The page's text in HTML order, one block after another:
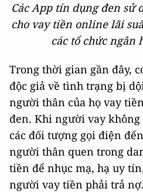
Các App tín dụng đen sử
cho vay tiền online lãi
các tổ chức ngân
Trong thời gian gần đây,
độc giả về tình trạng bị
người thân của họ vay
đen. Khi người vay
các đối tượng gọi điện
người thân quen trong
tiền để nhục mạ, hạ uy
người vay tiền phải trả nợ.